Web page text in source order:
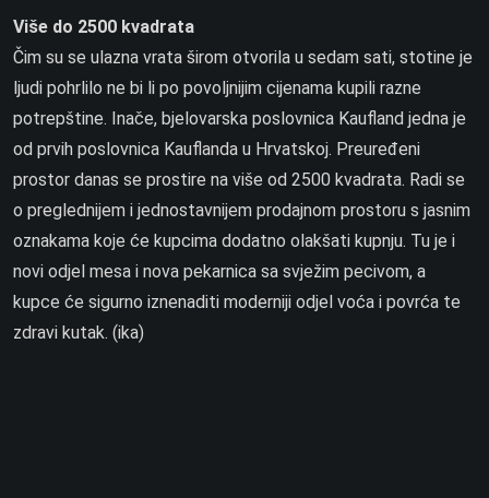
Više do 2500 kvadrata
Čim su se ulazna vrata širom otvorila u sedam sati, stotine je
ljudi pohrlilo ne bi li po povoljnijim cijenama kupili razne
potrepštine. Inače, bjelovarska poslovnica Kaufland jedna je
od prvih poslovnica Kauflanda u Hrvatskoj. Preuređeni
prostor danas se prostire na više od 2500 kvadrata. Radi se
o preglednijem i jednostavnijem prodajnom prostoru s jasnim
oznakama koje će kupcima dodatno olakšati kupnju. Tu je i
novi odjel mesa i nova pekarnica sa svježim pecivom, a
kupce će sigurno iznenaditi moderniji odjel voća i povrća te
zdravi kutak. (ika)